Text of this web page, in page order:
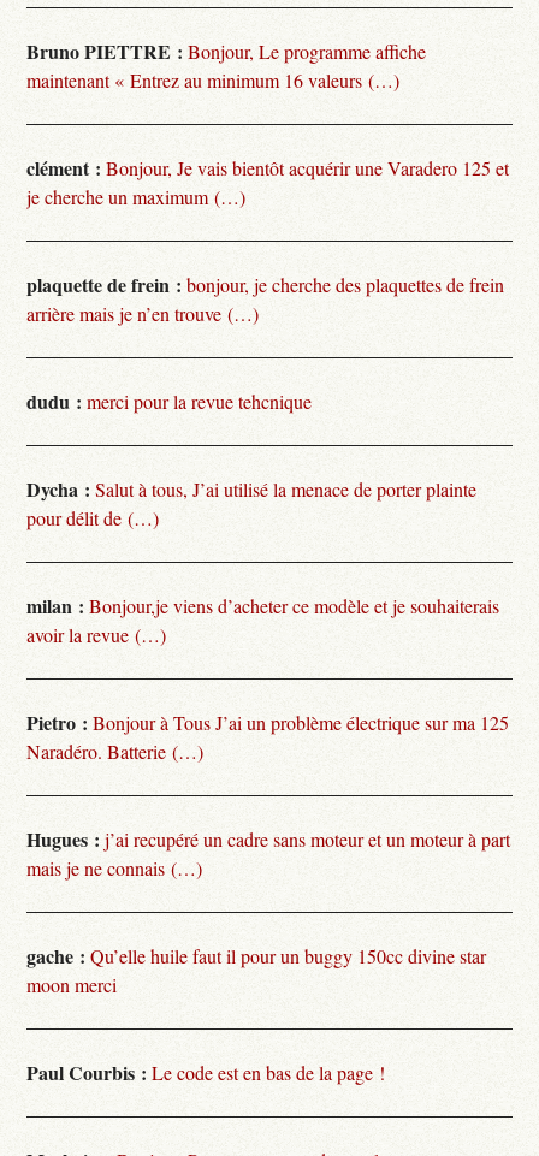
Bruno PIETTRE : Bonjour, Le programme affiche
maintenant « Entrez au minimum 16 valeurs (…)
clément : Bonjour, Je vais bientôt acquérir une Varadero 125 et
je cherche un maximum (…)
plaquette de frein : bonjour, je cherche des plaquettes de frein
arrière mais je n’en trouve (…)
dudu : merci pour la revue tehcnique
Dycha : Salut à tous, J’ai utilisé la menace de porter plainte
pour délit de (…)
milan : Bonjour,je viens d’acheter ce modèle et je souhaiterais
avoir la revue (…)
Pietro : Bonjour à Tous J’ai un problème électrique sur ma 125
Naradéro. Batterie (…)
Hugues : j’ai recupéré un cadre sans moteur et un moteur à part
mais je ne connais (…)
gache : Qu’elle huile faut il pour un buggy 150cc divine star
moon merci
Paul Courbis : Le code est en bas de la page !